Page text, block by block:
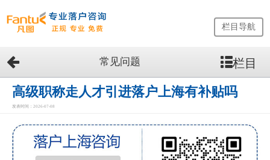
网
站
首
页
留
栏目导航
常见问题 栏目
高级职称走人才引进落户上海有补贴吗
发表时间：2026-07-08